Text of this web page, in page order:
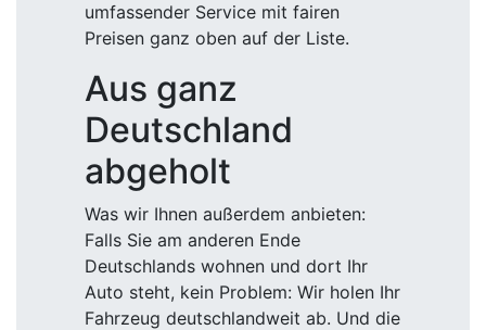
umfassender Service mit fairen
Preisen ganz oben auf der Liste.
Aus ganz
Deutschland
abgeholt
Was wir Ihnen außerdem anbieten:
Falls Sie am anderen Ende
Deutschlands wohnen und dort Ihr
Auto steht, kein Problem: Wir holen Ihr
Fahrzeug deutschlandweit ab. Und die